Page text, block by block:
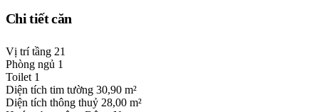
Chi tiết căn
Vị trí tầng 21
Phòng ngủ 1
Toilet 1
Diện tích tim tường 30,90 m²
Diện tích thông thuỷ 28,00 m²